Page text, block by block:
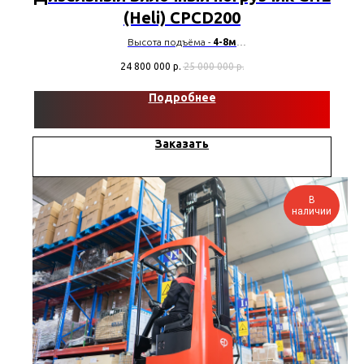
(Heli) CPCD200
Высота подъёма - 4-8м
Модель двигателя -QSB6.7
24 800 000 р. 25 000 000 р.
Подробнее
Заказать
В
наличии